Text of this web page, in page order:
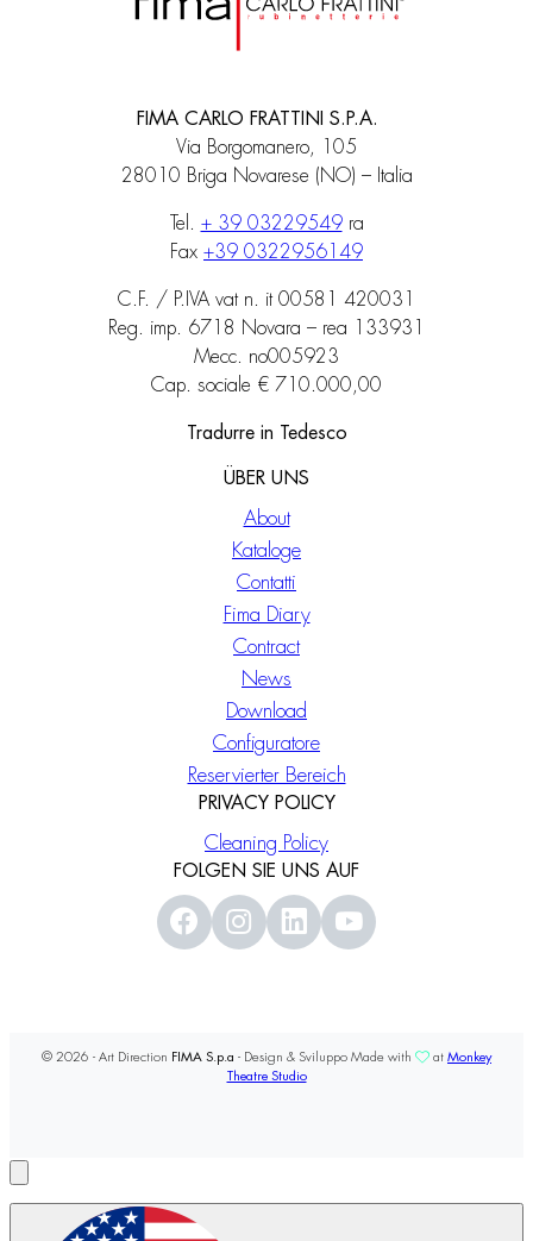
FIMA CARLO FRATTINI S.P.A.
Via Borgomanero, 105
28010 Briga Novarese (NO) – Italia
Tel. + 39 03229549ra
Fax +39 0322956149
C.F. / P.IVA vat n. it 00581 420031
Reg. imp. 6718 Novara – rea 133931
Mecc. no005923
Cap. sociale € 710.000,00
Tradurre in Tedesco
ÜBER UNS
About
Kataloge
Contatti
Fima Diary
Contract
News
Download
Configuratore
Reservierter Bereich
PRIVACY POLICY
Cleaning Policy
FOLGEN SIE UNS AUF
© 2026 - Art Direction FIMA S.p.a - Design & Sviluppo Made with at Monkey
Theatre Studio